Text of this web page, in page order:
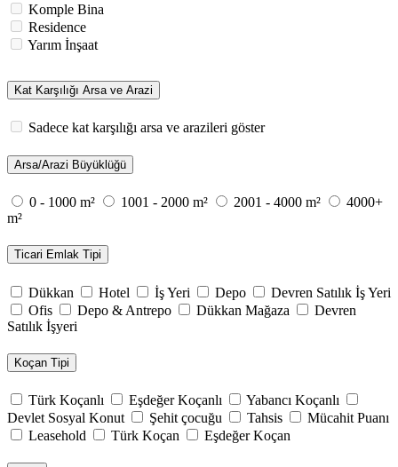
Komple Bina
Residence
Yarım İnşaat
Kat Karşılığı Arsa ve Arazi
Sadece kat karşılığı arsa ve arazileri göster
Arsa/Arazi Büyüklüğü
0 - 1000 m² 1001 - 2000 m² 2001 - 4000 m²
4000+
m²
Ticari Emlak Tipi
Dükkan Hotel İş Yeri Depo
Devren Satılık İş Yeri
Ofis
Depo & Antrepo Dükkan Mağaza
Devren
Satılık İşyeri
Koçan Tipi
Türk Koçanlı Eşdeğer Koçanlı
Yabancı Koçanlı
Devlet Sosyal Konut
Şehit çocuğu Tahsis
Mücahit Puanı
Leasehold
Türk Koçan Eşdeğer Koçan